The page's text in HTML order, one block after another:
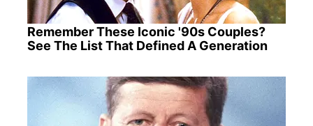
Remember These Iconic '90s Couples?
See The List That Defined A Generation